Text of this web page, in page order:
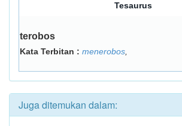
Tesaurus
terobos
Kata Terbitan : menerobos
Juga ditemukan dalam: